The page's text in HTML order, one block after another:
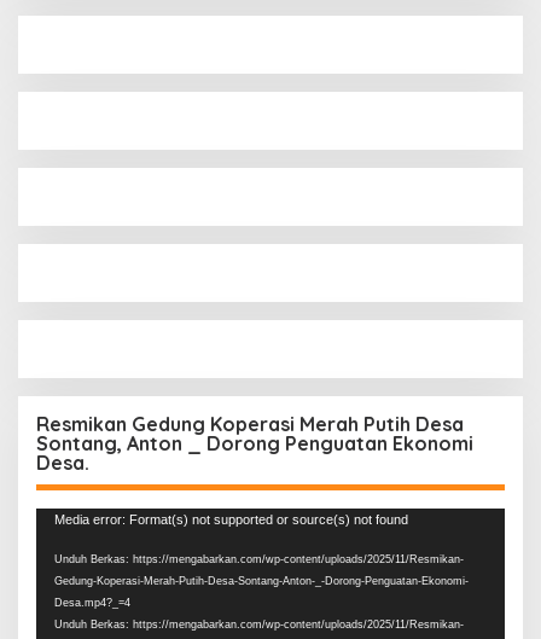
Resmikan Gedung Koperasi Merah Putih Desa
Sontang, Anton _ Dorong Penguatan Ekonomi
Desa.
Pemutar
Media error: Format(s) not supported or source(s) not found
Unduh Berkas: https://mengabarkan.com/wp-content/uploads/2025/11/Resmikan-
Gedung-Koperasi-Merah-Putih-Desa-Sontang-Anton-_-Dorong-Penguatan-Ekonomi-
Desa.mp4?_=4
Unduh Berkas: https://mengabarkan.com/wp-content/uploads/2025/11/Resmikan-